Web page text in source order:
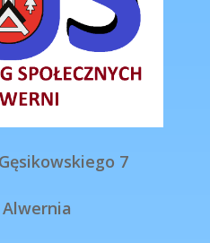
7
Alwernia